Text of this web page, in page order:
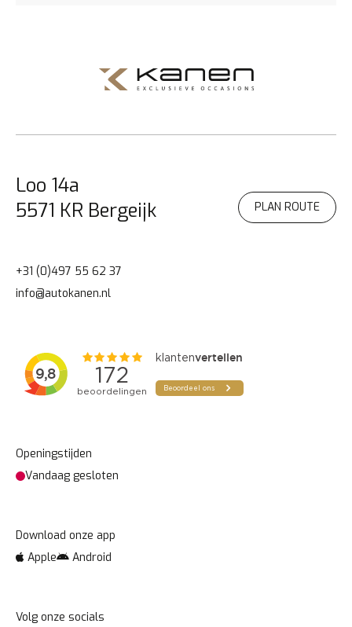
PROEFRIT AANVRAGEN
VERZENDEN
Deze site wordt beschermd door reCAPTCHA en het
Loo 14a
5571 KR Bergeijk
PLAN ROUTE
+31 (0)497 55 62 37
info@autokanen.nl
Openingstijden
Vandaag gesloten
Download onze app
Apple
Android
Volg onze socials